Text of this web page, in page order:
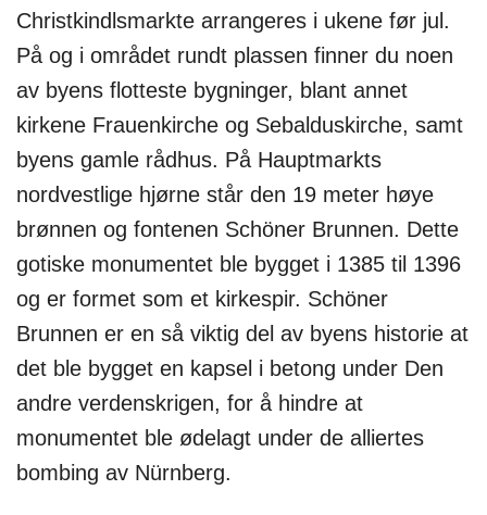
Christkindlsmarkte arrangeres i ukene før jul.
På og i området rundt plassen finner du noen
av byens flotteste bygninger, blant annet
kirkene Frauenkirche og Sebalduskirche, samt
byens gamle rådhus. På Hauptmarkts
nordvestlige hjørne står den 19 meter høye
brønnen og fontenen Schöner Brunnen. Dette
gotiske monumentet ble bygget i 1385 til 1396
og er formet som et kirkespir. Schöner
Brunnen er en så viktig del av byens historie at
det ble bygget en kapsel i betong under Den
andre verdenskrigen, for å hindre at
monumentet ble ødelagt under de alliertes
bombing av Nürnberg.